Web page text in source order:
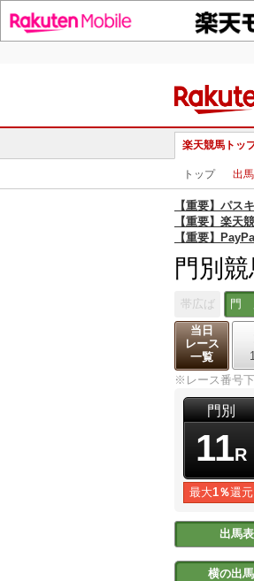
楽天競馬トッ
トップ 出
【重要】パス
【重要】楽天
【重要】
門別
帯広ば 門
当日
レース
一覧
※レース番号
門別
11R
最大1％還元
出馬表
横の出